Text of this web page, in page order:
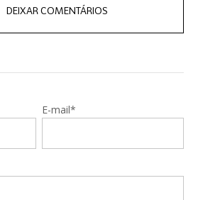
DEIXAR COMENTÁRIOS
E-mail*